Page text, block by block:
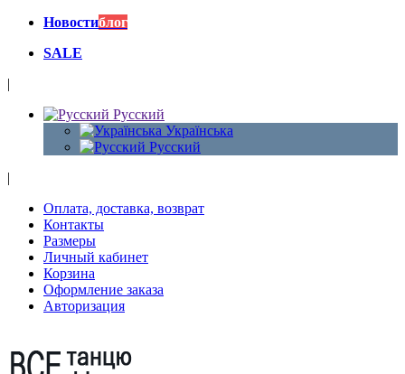
Новостиблог
SALE
|
Русский
Українська
Русский
|
Оплата, доставка, возврат
Контакты
Размеры
Личный кабинет
Корзина
Оформление заказа
Авторизация